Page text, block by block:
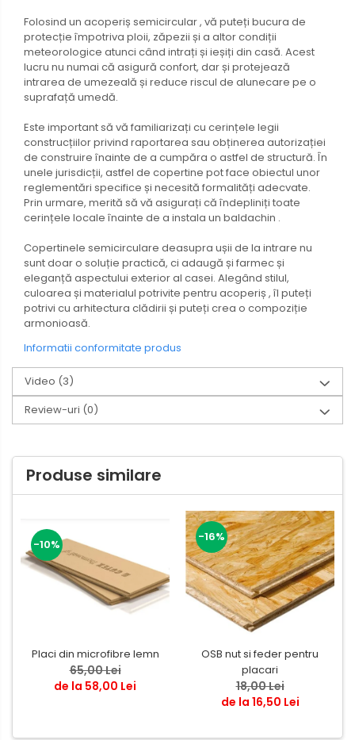
Folosind un acoperiș semicircular , vă puteți bucura de
protecție împotriva ploii, zăpezii și a altor condiții
meteorologice atunci când intrați și ieșiți din casă. Acest
lucru nu numai că asigură confort, dar și protejează
intrarea de umezeală și reduce riscul de alunecare pe o
suprafață umedă.
Este important să vă familiarizați cu cerințele legii
construcțiilor privind raportarea sau obținerea autorizației
de construire înainte de a cumpăra o astfel de structură. În
unele jurisdicții, astfel de copertine pot face obiectul unor
reglementări specifice și necesită formalități adecvate.
Prin urmare, merită să vă asigurați că îndepliniți toate
cerințele locale înainte de a instala un baldachin .
Copertinele semicirculare deasupra ușii de la intrare nu
sunt doar o soluție practică, ci adaugă și farmec și
eleganță aspectului exterior al casei. Alegând stilul,
culoarea și materialul potrivite pentru acoperiș , îl puteți
potrivi cu arhitectura clădirii și puteți crea o compoziție
armonioasă.
Informatii conformitate produs
Video (3)
Review-uri (0)
Produse similare
-10%
Placi din microfibre lemn
65,00 Lei
de la 58,00 Lei
-16%
OSB nut si feder pentru
placari
18,00 Lei
de la 16,50 Lei